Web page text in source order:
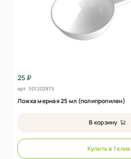
25 ₽
арт. 501202875
Ложка мерная 25 мл (полипропилен)
В корзину
Купить в 1 клик